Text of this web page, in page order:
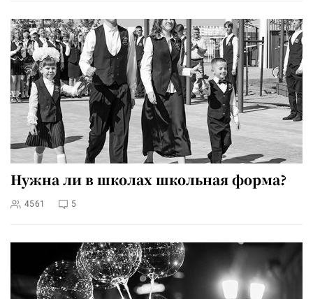
Нужна ли в школах школьная форма?
4561 5